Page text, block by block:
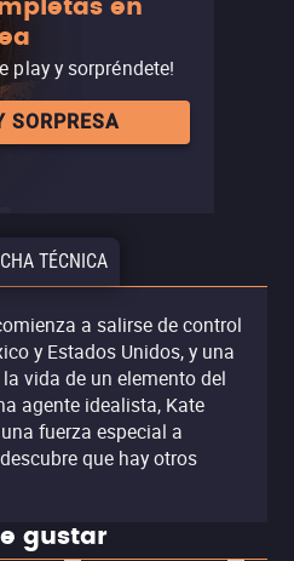
play y sorpréndete!
SORPRESA
TÉCNICA
a salirse de control
y Estados Unidos, y una
vida de un elemento del
agente idealista, Kate
fuerza especial a
que hay otros
gustar